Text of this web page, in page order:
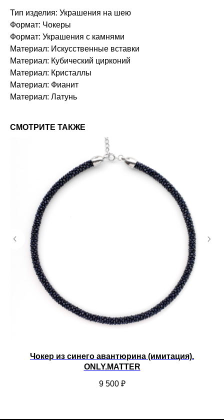
Тип изделия: Украшения на шею
Формат: Чокеры
Формат: Украшения с камнями
Материал: Искусственные вставки
Материал: Кубический цирконий
Материал: Кристаллы
Материал: Фианит
Материал: Латунь
СМОТРИТЕ ТАКЖЕ
Чокер из синего авантюрина (имитация).
ONLY.MATTER
9 500 ₽